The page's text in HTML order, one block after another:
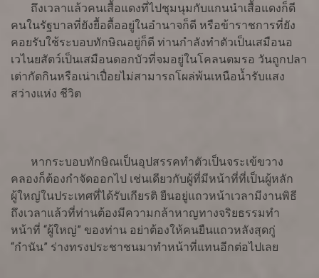
ถึงเวลาแล้วคนเสื้อแดงที่ไปชุมนุมกับแกนนำเสื้อแดงก็ดี
คนในรัฐบาลที่ยังยื้อดื้ออยู่ในอำนาจก็ดี หรือข้าราชการที่ยัง
คอยรับใช้ระบอบทักษิณอยู่ก็ดี ท่านกำลังทำตัวเป็นเสมือนอ
เวไนยสัตว์เป็นเสมือนดอกบัวที่จมอยู่ในโคลนตมรอ วันถูกปลา
เต่ากัดกินหรือเน่าเปื่อยไม่สามารถโผล่พ้นเหนือน้ำรับแสง
สว่างแห่ง ชีวิต
หากระบอบทักษิณเป็นอุปสรรคทำตัวเป็นจระเข้ขวาง
คลองก็ต้องกำจัดออกไป เช่นเดียวกับผู้ที่มีหน้าที่ที่เป็นผู้หลัก
ผู้ใหญ่ในประเทศที่ได้รับเกียรติ ยืนอยู่แถวหน้าเวลามีงานพิธี
ถึงเวลาแล้วที่ท่านต้องมีความกล้าหาญทางจริยธรรมทำ
หน้าที่ “ผู้ใหญ่” ของท่าน อย่าต้องให้คนยืนแถวหลังสุดกู่
“กำนัน” ร่างทรงประชาชนมาทำหน้าที่แทนอีกต่อไปเลย